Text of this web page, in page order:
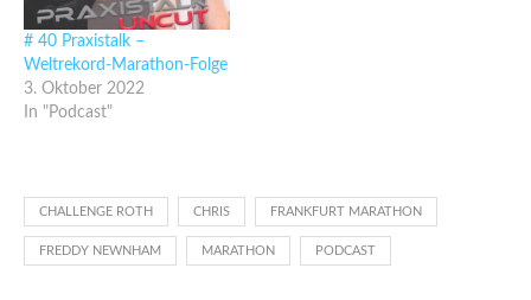
# 40 Praxistalk –
Weltrekord-Marathon-Folge
3. Oktober 2022
In "Podcast"
CHALLENGE ROTH CHRIS FRANKFURT MARATHON
FREDDY NEWNHAM MARATHON PODCAST